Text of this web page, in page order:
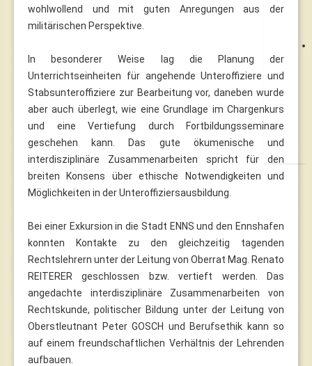
wohlwollend und mit guten Anregungen aus der
militärischen Perspektive.
In besonderer Weise lag die Planung der
Unterrichtseinheiten für angehende Unteroffiziere und
Stabsunteroffiziere zur Bearbeitung vor, daneben wurde
aber auch überlegt, wie eine Grundlage im Chargenkurs
und eine Vertiefung durch Fortbildungsseminare
geschehen kann. Das gute ökumenische und
interdisziplinäre Zusammenarbeiten spricht für den
breiten Konsens über ethische Notwendigkeiten und
Möglichkeiten in der Unteroffiziersausbildung.
Bei einer Exkursion in die Stadt ENNS und den Ennshafen
konnten Kontakte zu den gleichzeitig tagenden
Rechtslehrern unter der Leitung von Oberrat Mag. Renato
REITERER geschlossen bzw. vertieft werden. Das
angedachte interdisziplinäre Zusammenarbeiten von
Rechtskunde, politischer Bildung unter der Leitung von
Oberstleutnant Peter GOSCH und Berufsethik kann so
auf einem freundschaftlichen Verhältnis der Lehrenden
aufbauen.